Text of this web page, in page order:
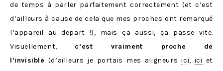
de temps à parler parfaitement correctement (et c’est
d’ailleurs à cause de cela que mes proches ont remarqué
l’appareil au depart !), mais ça aussi, ça passe vite.
Visuellement, c’est vraiment proche de
l’invisible (d’ailleurs je portais mes aligneursici, ici et